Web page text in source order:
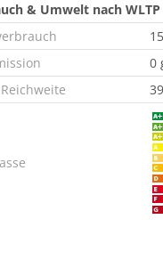
& Umwelt nach WLTP
0